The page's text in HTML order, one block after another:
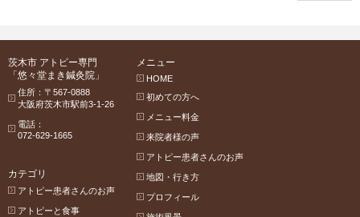
茨木市 アトピー専門
「悠々堂まき鍼灸院」
住所：〒567-0888
大阪府茨木市駅前3-1-26
電話：
072-629-1665
メニュー
HOME
初めての方へ
メニュー料金
来院者様の声
アトピー患者さんのお声
地図・行き方
プロフィール
カテゴリ
アトピー患者さんのお声
アトピーと食事